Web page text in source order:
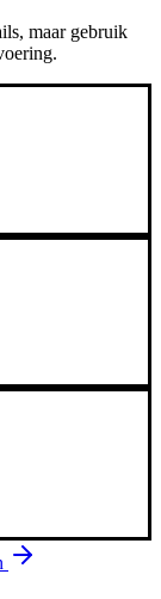
maar gebruik